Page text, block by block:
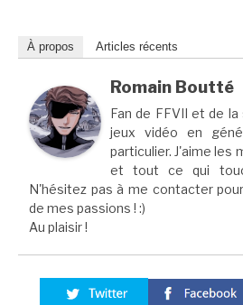
À propos Articles récents
Romain Boutté
Fan de FFVII et de
jeux vidéo en
particulier. J'aime les
et tout ce qui
N'hésitez pas à me contacter
de mes passions ! :)
Au plaisir !